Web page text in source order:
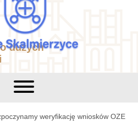
dużych
weryfikację wniosków OZE